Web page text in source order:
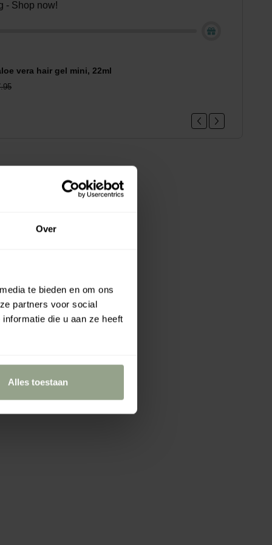
Over
te bieden en om ons
partners voor social
die u aan ze heeft
Alles toestaan
- Shop now!
vera hair gel mini, 22ml